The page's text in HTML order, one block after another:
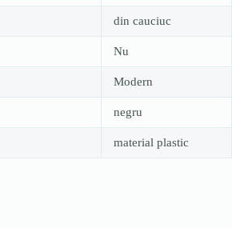
din cauciuc
Nu
Modern
negru
material plastic